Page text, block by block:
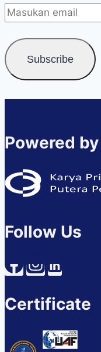
Powered by
Follow Us
Certificate